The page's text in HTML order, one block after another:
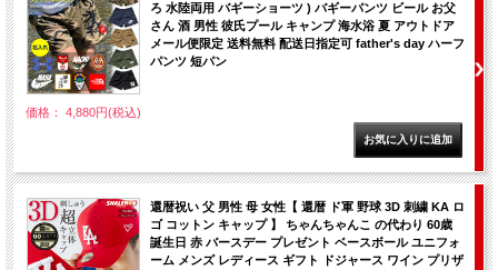
ろ 水陸両用 バギーショーツ ) バギーパンツ ビール お父
さん 酒 男性 彼氏プール キャンプ 海水浴 夏 アウトドア
メール便限定 送料無料 配送日指定可 father's day ハーフ
パンツ 短パン
価格： 4,880円(税込)
還暦祝い 父 男性 母 女性【 還暦 ド軍 野球 3D 刺繍 KA ロ
ゴ コットン キャップ 】 ちゃんちゃんこ の代わり 60歳
誕生日 赤 バースデー プレゼント ベースボール ユニフォ
ーム メンズ レディース ギフト ドジャース ワイン プリザ